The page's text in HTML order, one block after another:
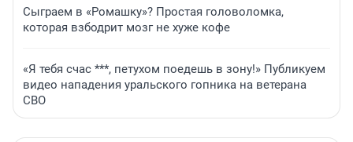
Сыграем в «Ромашку»? Простая головоломка,
которая взбодрит мозг не хуже кофе
«Я тебя счас ***, петухом поедешь в зону!» Публикуем
видео нападения уральского гопника на ветерана
СВО